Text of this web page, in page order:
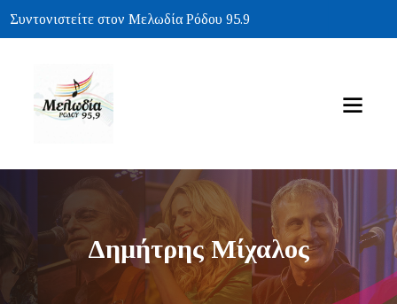
Συντονιστείτε στον Μελωδία Ρόδου 95.9
Δημήτρης Μίχαλος